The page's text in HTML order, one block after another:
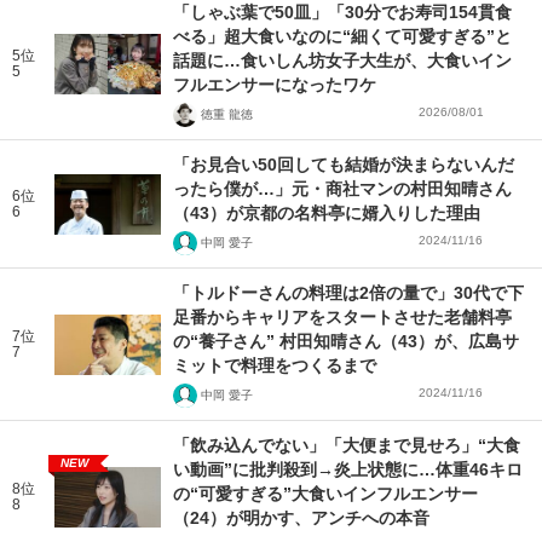
5位
5
「しゃぶ葉で50皿」「30分でお寿司154貫食
べる」超大食いなのに“細くて可愛すぎる”と
話題に…食いしん坊女子大生が、大食いイン
フルエンサーになったワケ
徳重 龍徳 2026/08/01
6位
6
「お見合い50回しても結婚が決まらないんだ
ったら僕が…」元・商社マンの村田知晴さん
（43）が京都の名料亭に婿入りした理由
中岡 愛子 2024/11/16
7位
7
「トルドーさんの料理は2倍の量で」30代で下
足番からキャリアをスタートさせた老舗料亭
の“養子さん” 村田知晴さん（43）が、広島サ
ミットで料理をつくるまで
中岡 愛子 2024/11/16
8位
8
NEW
「飲み込んでない」「大便まで見せろ」“大食
い動画”に批判殺到→炎上状態に…体重46キロ
の“可愛すぎる”大食いインフルエンサー
（24）が明かす、アンチへの本音